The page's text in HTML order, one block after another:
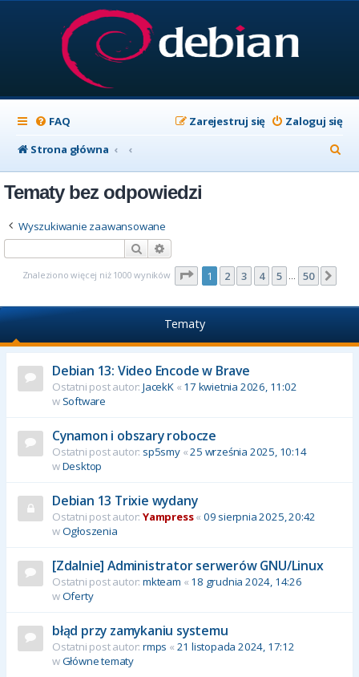
FAQ Zaloguj się
Zarejestruj się
Strona główna
z
Tematy bez odpowiedzi
Wyszukiwanie zaawansowane
Szukaj
Znaleziono więcej niż 1000 wyników Strona z50
1 2 3 4 5 … 50
Tematy
Debian 13: Video Encode w Brave
Ostatni post autor: JacekK« 17 kwietnia 2026, 11:02
w Software
Cynamon i obszary robocze
Ostatni post autor: sp5smy«25 września 2025, 10:14
wDesktop
Debian 13 Trixie wydany
Ostatni post autor: Yampress« 09 sierpnia 2025, 20:42
wOgłoszenia
[Zdalnie] Administrator serwerów GNU/Linux
Ostatni post autor: mkteam « 18 grudnia 2024, 14:26
wOferty
błąd przy zamykaniu systemu
Ostatni post autor: rmps « 21 listopada 2024, 17:12
wGłówne tematy